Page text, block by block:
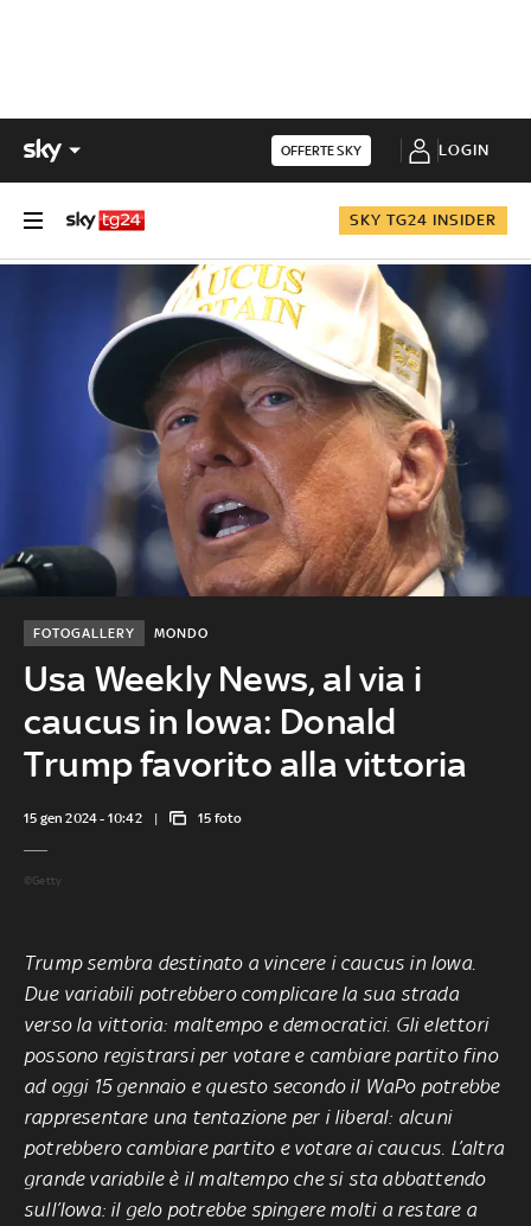
OFFERTE SKY LOGIN
SKY TG24 INSIDER
Usa Weekly News, al via i
caucus in Iowa: Donald
Trump favorito alla vittoria
MONDO
FOTOGALLERY
15 gen 2024 - 10:42 15 foto
©Getty
Trump sembra destinato a vincere i caucus in Iowa.
Due variabili potrebbero complicare la sua strada
verso la vittoria: maltempo e democratici. Gli elettori
possono registrarsi per votare e cambiare partito fino
ad oggi 15 gennaio e questo secondo il WaPo potrebbe
rappresentare una tentazione per i liberal: alcuni
potrebbero cambiare partito e votare ai caucus. L’altra
grande variabile è il maltempo che si sta abbattendo
sull’Iowa: il gelo potrebbe spingere molti a restare a